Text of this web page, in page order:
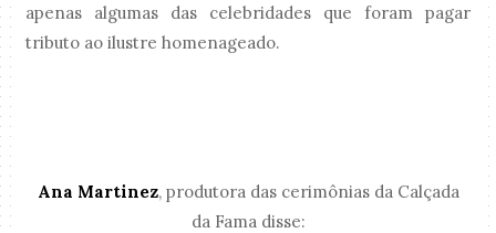
apenas algumas das celebridades que foram pagar
tributo ao ilustre homenageado.
Ana Martinez, produtora das cerimônias da Calçada
da Fama disse: